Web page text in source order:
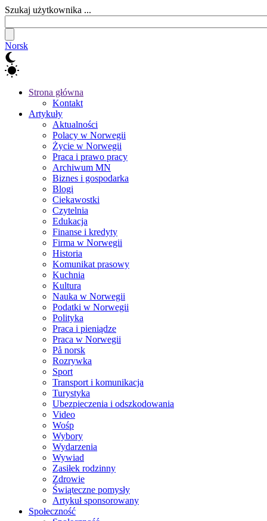
Szukaj użytkownika ...
Norsk
Strona główna
Kontakt
Artykuły
Aktualności
Polacy w Norwegii
Życie w Norwegii
Praca i prawo pracy
Archiwum MN
Biznes i gospodarka
Blogi
Ciekawostki
Czytelnia
Edukacja
Finanse i kredyty
Firma w Norwegii
Historia
Komunikat prasowy
Kuchnia
Kultura
Nauka w Norwegii
Podatki w Norwegii
Polityka
Praca i pieniądze
Praca w Norwegii
På norsk
Rozrywka
Sport
Transport i komunikacja
Turystyka
Ubezpieczenia i odszkodowania
Video
Wośp
Wybory
Wydarzenia
Wywiad
Zasiłek rodzinny
Zdrowie
Świąteczne pomysły
Artykuł sponsorowany
Społeczność